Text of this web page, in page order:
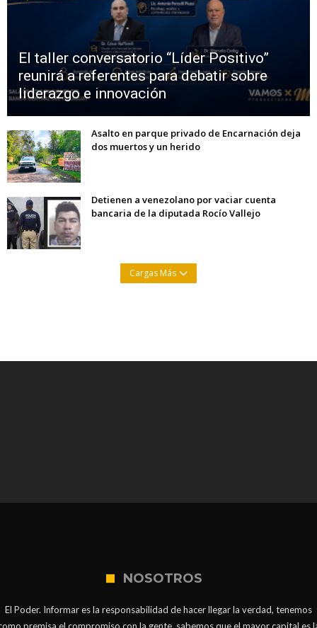
El taller conversatorio “Líder Positivo”
reunirá a referentes para debatir sobre
liderazgo e innovación
Asalto en parque privado de Encarnación deja
dos muertos y un herido
Detienen a venezolano por vaciar cuenta
bancaria de la diputada Rocío Vallejo
Cargas Más
NOSOTROS
El Poder. Informar es la responsabilidad de hacer llegar la verdad, tenemos